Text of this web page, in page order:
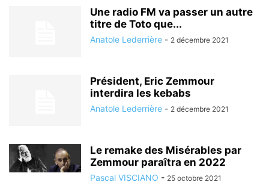
Une radio FM va passer un autre
titre de Toto que...
Anatole Lederrière - 2 décembre 2021
Président, Eric Zemmour
interdira les kebabs
Anatole Lederrière - 2 décembre 2021
Le remake des Misérables par
Zemmour paraîtra en 2022
Pascal VISCIANO - 25 octobre 2021